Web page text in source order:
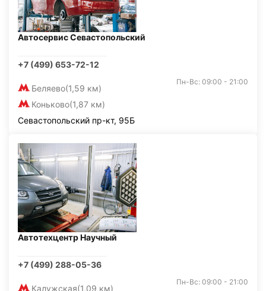
Автосервис Севастопольский
+7 (499) 653-72-12
Беляево(1,59 км)
Коньково(1,87 км)
Пн-Вс: 09:00 - 21:00
Севастопольский пр-кт, 95Б
Автотехцентр Научный
+7 (499) 288-05-36
Калужская(1,09 км)
Пн-Вс: 09:00 - 21:00